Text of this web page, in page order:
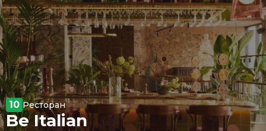
10 Ресторан
Be Italian